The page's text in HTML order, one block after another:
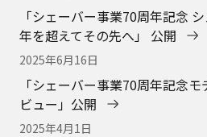
「シェーバー事業70周年記念
年を超えてその先へ」 公開
2025年6月16日
「シェーバー事業70周年記念
ビュー」公開
2025年4月1日